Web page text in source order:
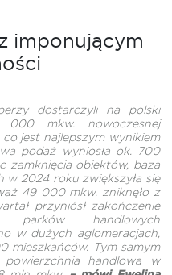
imponującym
dostarczyli na polski
mkw. nowoczesnej
jest najlepszym wynikiem
podaż wyniosła ok. 700
zamknięcia obiektów, baza
2024 roku zwiększyła się
49 000 mkw. zniknęło z
przyniósł zakończenie
parków handlowych
w dużych aglomeracjach,
mieszkańców. Tym samym
powierzchnia handlowa w